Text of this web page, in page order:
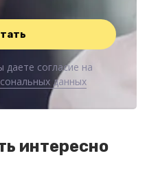
согласие на
данных
интересно